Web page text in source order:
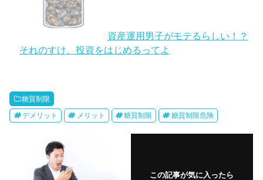
資産運用男子がモテるらしい！？
それのすけ、投資をはじめるってよ
糖質制限
デメリット メリット 糖質制限 糖質制限危険
この記事が気に入ったら